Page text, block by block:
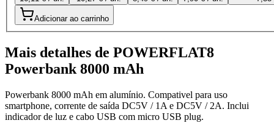
Adicionar ao carrinho
Mais detalhes de POWERFLAT8
Powerbank 8000 mAh
Powerbank 8000 mAh em alumínio. Compativel para uso
smartphone, corrente de saída DC5V / 1A e DC5V / 2A. Inclui
indicador de luz e cabo USB com micro USB plug.